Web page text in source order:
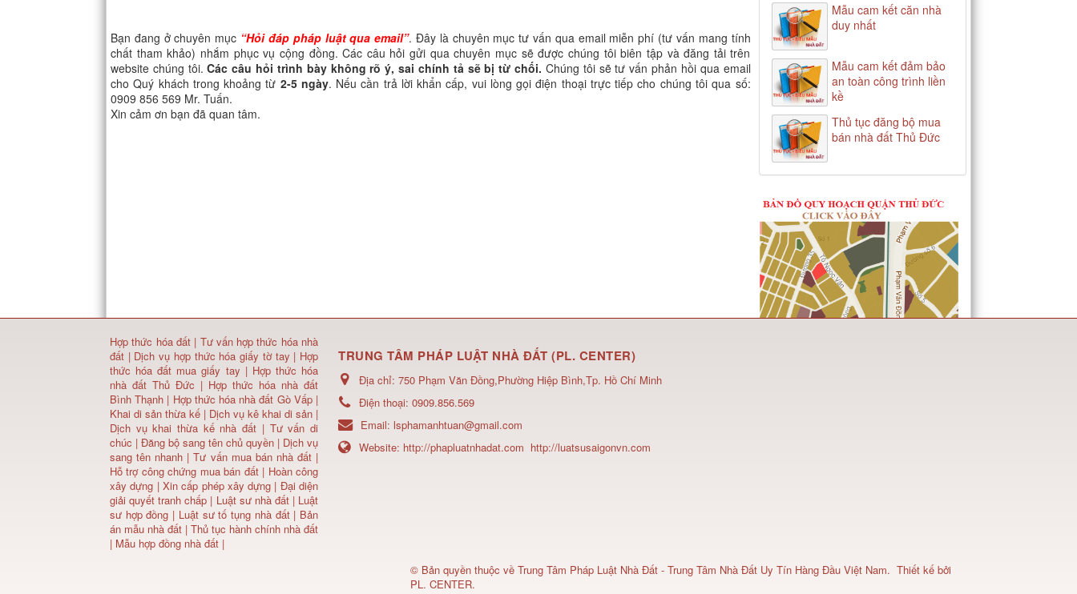
Bạn đang ở chuyên mục “Hỏi đáp pháp luật qua email”. Đây là chuyên mục tư vấn qua email miễn phí (tư vấn mang tính
chất tham khảo) nhắm phục vụ cộng đồng. Các câu hỏi gửi qua chuyên mục sẽ được chúng tôi biên tập và đăng tải trên
website chúng tôi.Các câu hỏi trình bày không rõ ý, sai chính tả sẽ bị từ chối. Chúng tôi sẽ tư vấn phản hồi qua email
cho Quý khách trong khoảng từ 2-5 ngày. Nếu cần trả lời khẩn cấp, vui lòng gọi điện thoại trực tiếp cho chúng tôi qua số:
0909 856 569 Mr. Tuấn.
Xin cảm ơn bạn đã quan tâm.
Mẫu cam kết căn nhà
duy nhất
Mẫu cam kết đảm bảo
an toàn công trình liền
kề
Thủ tục đăng bộ mua
bán nhà đất Thủ Đức
Hợp thức hóa đất| Tư vấn hợp thức hóa nhà
đất | Dịch vụ hợp thức hóa giấy tờ tay | Hợp
thức hóa đất mua giấy tay | Hợp thức hóa
nhà đất Thủ Đức | Hợp thức hóa nhà đất
Bình Thạnh | Hợp thức hóa nhà đất Gò Vấp|
Khai di sản thừa kế | Dịch vụ kê khai di sản |
Dịch vụ khai thừa kế nhà đất | Tư vấn di
chúc | Đăng bộ sang tên chủ quyền | Dịch vụ
sang tên nhanh |Tư vấn mua bán nhà đất |
Hỗ trợ công chứng mua bán đất | Hoàn công
xây dựng | Xin cấp phép xây dựng | Đại diện
giải quyết tranh chấp | Luật sư nhà đất| Luật
sư hợp đồng | Luật sư tố tụng nhà đất | Bản
án mẫu nhà đất | Thủ tục hành chính nhà đất
| Mẫu hợp đồng nhà đất |
TRUNG TÂM PHÁP LUẬT NHÀ ĐẤT (PL. CENTER)
Địa chỉ: 750 Phạm Văn Đồng,Phường Hiệp Bình,Tp. Hồ Chí Minh
Điện thoại: 0909.856.569
Email: lsphamanhtuan@gmail.com
Website: http://phapluatnhadat.com http://luatsusaigonvn.com
© Bản quyền thuộc về Trung Tâm Pháp Luật Nhà Đất - Trung Tâm Nhà Đất Uy Tín Hàng Đầu Việt Nam. Thiết kế bởi
PL. CENTER.